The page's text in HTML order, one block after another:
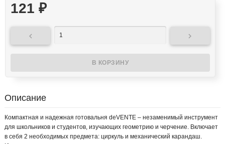
121 ₽
 
Описание
Компактная и надежная готовальня deVENTE – незаменимый инструмент
для школьников и студентов, изучающих геометрию и черчение. Включает
в себя 2 необходимых предмета: циркуль и механический карандаш.